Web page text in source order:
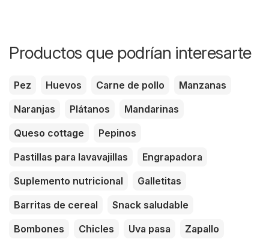
Productos que podrían interesarte
Pez Huevos Carne de pollo
Manzanas
Naranjas
Plátanos
Mandarinas
Queso cottage
Pepinos
Pastillas para lavavajillas
Engrapadora
Suplemento nutricional
Galletitas
Barritas de cereal
Snack saludable
Bombones
Chicles Uva pasa
Zapallo